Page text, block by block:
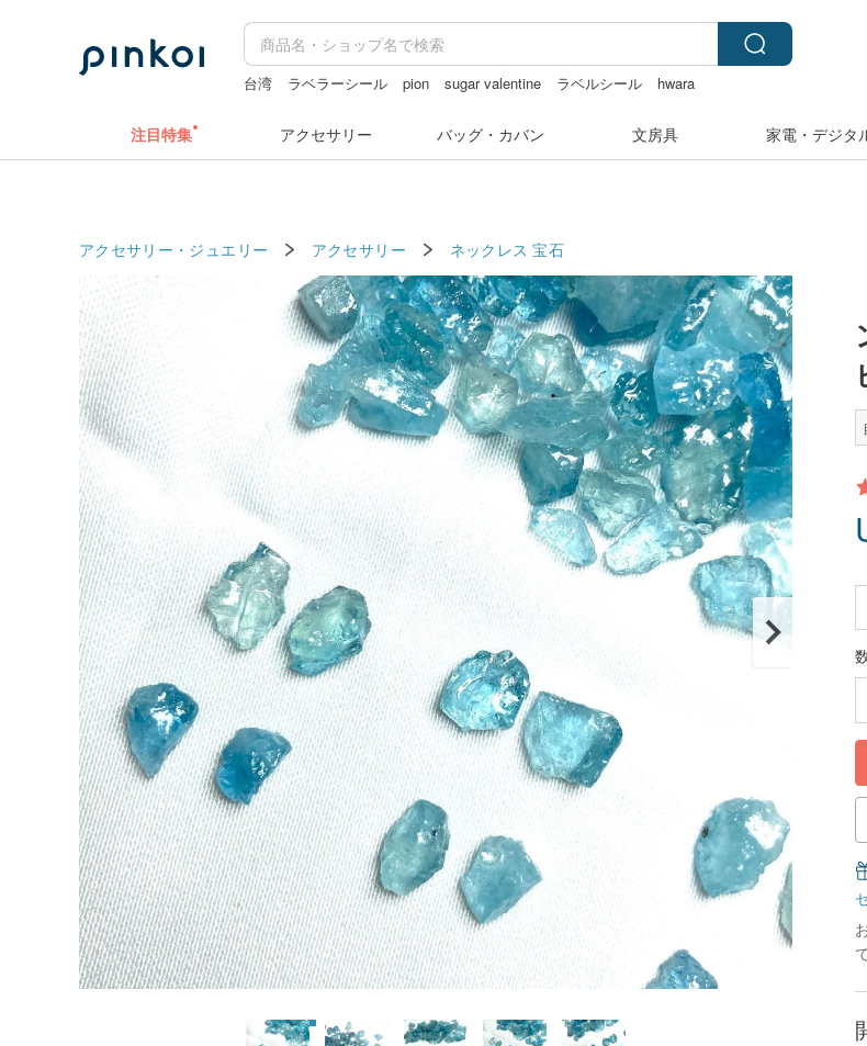
台湾 ラベラーシール pion sugar valentine ラベルシール
hwara
注目特集 アクセサリー バッグ・カバン 文房具 家電・デジタ
アクセサリー・ジュエリー アクセサリー ネックレス 宝石